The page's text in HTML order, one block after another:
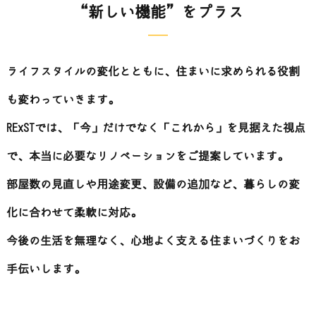
“新しい機能”をプラス
ライフスタイルの変化とともに、住まいに求められる役割
も変わっていきます。
RExSTでは、「今」だけでなく「これから」を見据えた視点
で、本当に必要なリノベーションをご提案しています。
部屋数の見直しや用途変更、設備の追加など、暮らしの変
化に合わせて柔軟に対応。
今後の生活を無理なく、心地よく支える住まいづくりをお
手伝いします。